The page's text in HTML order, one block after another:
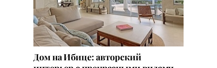
Дом на Ибице: авторский